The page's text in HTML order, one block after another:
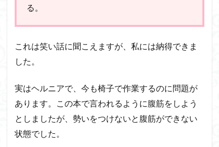
る。
これは笑い話に聞こえますが、私には納得できま
した。
実はヘルニアで、今も椅子で作業するのに問題が
あります。この本で言われるように腹筋をしよう
としましたが、勢いをつけないと腹筋ができない
状態でした。